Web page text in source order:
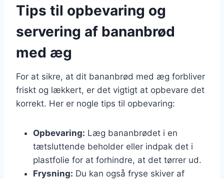
Tips til opbevaring og
servering af bananbrød
med æg
For at sikre, at dit bananbrød med æg forbliver
friskt og lækkert, er det vigtigt at opbevare det
korrekt. Her er nogle tips til opbevaring:
Opbevaring: Læg bananbrødet i en
tætsluttende beholder eller indpak det i
plastfolie for at forhindre, at det tørrer ud.
Frysning: Du kan også fryse skiver af